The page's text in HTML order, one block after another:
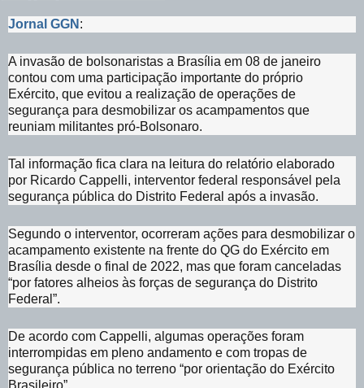
Jornal GGN :
A invasão de bolsonaristas a Brasília em 08 de janeiro
contou com uma participação importante do próprio
Exército, que evitou a realização de operações de
segurança para desmobilizar os acampamentos que
reuniam militantes pró-Bolsonaro.
Tal informação fica clara na leitura do relatório elaborado
por Ricardo Cappelli, interventor federal responsável pela
segurança pública do Distrito Federal após a invasão.
Segundo o interventor, ocorreram ações para desmobilizar o
acampamento existente na frente do QG do Exército em
Brasília desde o final de 2022, mas que foram canceladas
“por fatores alheios às forças de segurança do Distrito
Federal”.
De acordo com Cappelli, algumas operações foram
interrompidas em pleno andamento e com tropas de
segurança pública no terreno “por orientação do Exército
Brasileiro”.